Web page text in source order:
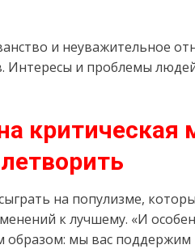
и неуважительное
Интересы и проблемы
на популизме,
к лучшему. «И
мы вас